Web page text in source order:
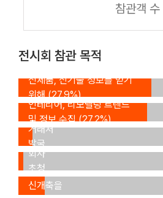
참관객 수
전시회 참관 목적
신제품, 신기술 정보를 얻기
위해 (27.9%)
인테리어, 리모델링 트렌드
및 정보 수집 (27.2%)
신규
거래처
발굴
(5.5%)
거래
회사
초청
(1.9%)
장래
주택
신개축을
제품
본